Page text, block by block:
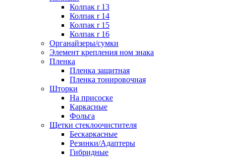
Колпак r 13
Колпак r 14
Колпак r 15
Колпак r 16
Органайзеры/сумки
Элемент крепления ном знака
Пленка
Пленка защитная
Пленка тонировочная
Шторки
На присоске
Каркасные
Фольга
Щетки стеклоочистителя
Бескаркасные
Резинки/Адаптеры
Гибридные